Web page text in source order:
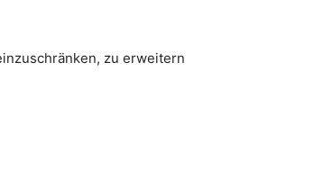
zu erweitern